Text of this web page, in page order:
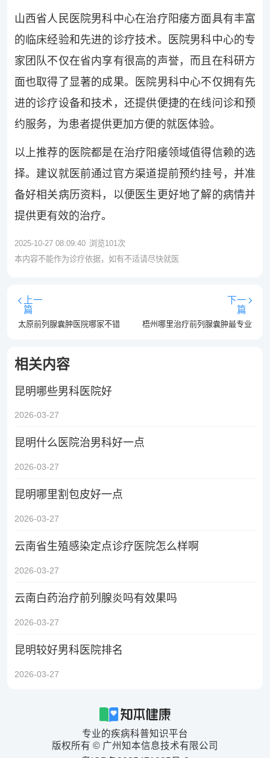
山西省人民医院男科中心在治疗阳痿方面具有丰富
的临床经验和先进的诊疗技术。医院男科中心的专
家团队不仅在省内享有很高的声誉，而且在科研方
面也取得了显著的成果。医院男科中心不仅拥有先
进的诊疗设备和技术，还提供便捷的在线问诊和预
约服务，为患者提供更加方便的就医体验。
以上推荐的医院都是在治疗阳痿领域值得信赖的选
择。建议就医前通过官方渠道提前预约挂号，并准
备好相关病历资料，以便医生更好地了解的病情并
提供更有效的治疗。
2025-10-27 08:09:40 浏览101 次
本内容不能作为诊疗依据，如有不适请尽快就医
上一
篇
太原前列腺囊肿医院哪家不错
下一
篇
梧州哪里治疗前列腺囊肿最专业
相关内容
昆明哪些男科医院好
2026-03-27
昆明什么医院治男科好一点
2026-03-27
昆明哪里割包皮好一点
2026-03-27
云南省生殖感染定点诊疗医院怎么样啊
2026-03-27
云南白药治疗前列腺炎吗有效果吗
2026-03-27
昆明较好男科医院排名
2026-03-27
专业的疾病科普知识平台
版权所有 © 广州知本信息技术有限公司